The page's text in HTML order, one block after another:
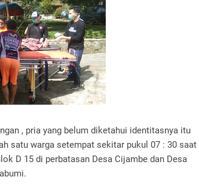
, pria yang belum diketahui identitasnya itu
satu warga setempat sekitar pukul 07 : 30 saat
D 15 di perbatasan Desa Cijambe dan Desa